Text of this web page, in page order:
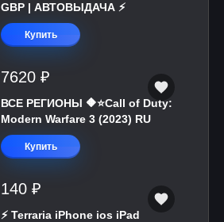
GBP | АВТОВЫДАЧА ⚡️
Купить
7620 ₽
ВСЕ РЕГИОНЫ 🔶⭐Call of Duty:
Modern Warfare 3 (2023) RU
Купить
140 ₽
⚡️ Terraria iPhone ios iPad